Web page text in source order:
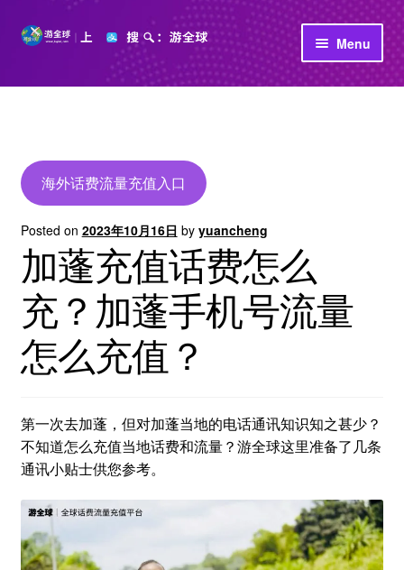
Skip
Skip
Menu
首页
公司介绍
海外话费流量充值入口
Posted on 2023年10月16日 by yuancheng
加蓬充值话费怎么
充？加蓬手机号流量
怎么充值？
​​第一次去加蓬，但对加蓬当地的电话通讯知识知之甚少？
不知道怎么充值当地话费和流量？游全球这里准备了几条
通讯小贴士供您参考。